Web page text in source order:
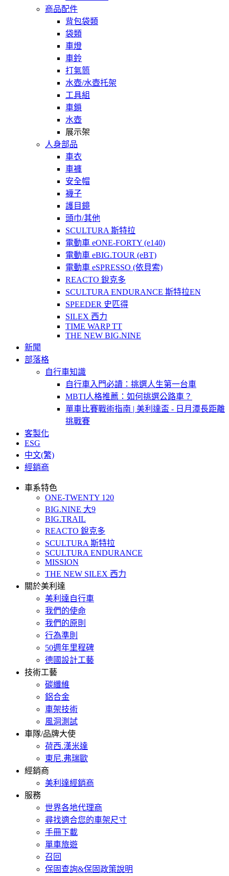
商品配件
背包袋類
袋類
車燈
車鈴
打氣筒
水壺/水壺托架
工具組
車鎖
水壺
展示架
人身部品
車衣
車褲
安全帽
襪子
護目鏡
頭巾/其他
SCULTURA 斯特拉
電動車 eONE-FORTY (e140)
電動車 eBIG.TOUR (eBT)
電動車 eSPRESSO (依貝索)
REACTO 銳克多
SCULTURA ENDURANCE 斯特拉EN
SPEEDER 史匹得
SILEX 西力
TIME WARP TT
THE NEW BIG.NINE
新聞
部落格
自行車知識
自行車入門必讀：挑選人生第一台車
MBTI人格推薦：如何挑選公路車？
單車比賽戰術指南 | 美利達盃 - 日月潭長距離
挑戰賽
客製化
ESG
中文(繁)
經銷商
車系特色
ONE-TWENTY 120
BIG.NINE 大9
BIG.TRAIL
REACTO 銳克多
SCULTURA 斯特拉
SCULTURA ENDURANCE
MISSION
THE NEW SILEX 西力
關於美利達
美利達自行車
我們的使命
我們的原則
行為準則
50週年里程碑
德國設計工藝
技術工藝
碳纖維
鋁合金
車架技術
風洞測試
車隊/品牌大使
荷西.漢米達
東尼.弗瑞歐
經銷商
美利達經銷商
服務
世界各地代理商
尋找適合您的車架尺寸
手冊下載
單車旅遊
召回
保固查詢&保固政策說明